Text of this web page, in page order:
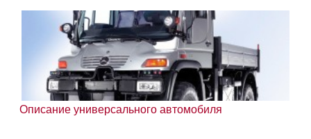
Описание универсального автомобиля